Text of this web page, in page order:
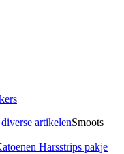
artikelenSmoots
Harsstrips pakje